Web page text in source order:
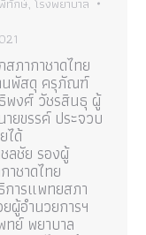
ากาชาดไทย
นพัสดุ ครุภัณฑ์
งศ์ วัชรสินธุ ผู้
ยขรรค์ ประจวบ
ได้
ลชัย รองผู้
าชาดไทย
ารแพทยสภา
อำนวยการฯ
ย์ พยาบาล